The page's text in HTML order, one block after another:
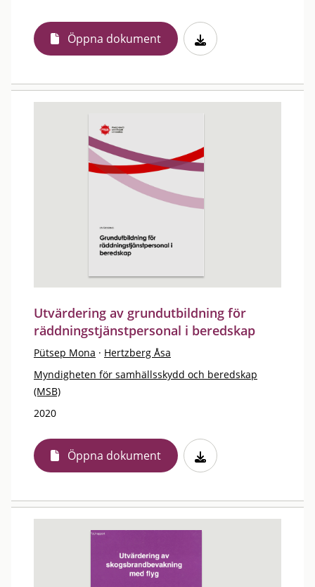
Öppna dokument
Utvärdering av grundutbildning för
räddningstjänstpersonal i beredskap
Pütsep Mona · Hertzberg Åsa
Myndigheten för samhällsskydd och beredskap
(MSB)
2020
Öppna dokument